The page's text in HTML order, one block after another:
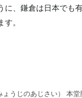
、鎌倉は日本でも
。
うじのあじさい） 本